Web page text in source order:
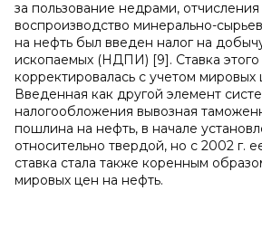
за пользование недрами, отчисления
воспроизводство минерально-
на нефть был введен налог на
ископаемых (НДПИ) [9]. Ставка этого
корректировалась с учетом мировых
Введенная как другой элемент
налогообложения вывозная
пошлина на нефть, в начале
относительно твердой, но с 2002 г.
ставка стала также коренным
мировых цен на нефть.